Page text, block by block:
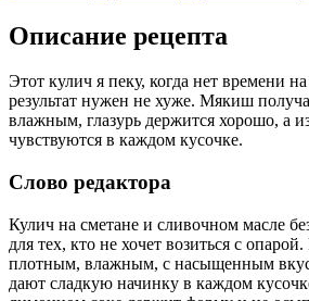
Описание рецепта
Этот кулич я пеку, когда нет времени
результат нужен не хуже. Мякиш
влажным, глазурь держится хорошо, а
чувствуются в каждом кусочке.
Слово редактора
Кулич на сметане и сливочном масле
для тех, кто не хочет возиться с
плотным, влажным, с насыщенным
дают сладкую начинку в каждом